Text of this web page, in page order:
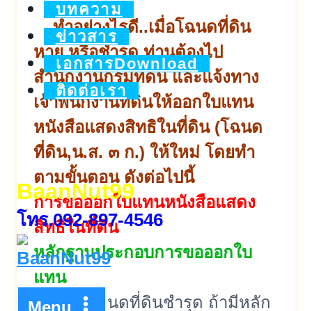
บทความ
ข่าวสาร
เอกสารDownload
ติดต่อเรา
BaanNut99
โทร.092-897-4546
Menu
ทำอย่างไรดี..เมื่อโฉนดที่ดิน
หาย หรือชำรุด ท่านต้องไป
สำนักงานกรมที่ดิน และแจ้งทาง
เจ้าพนักงานที่ดินให้ออกใบแทน
หนังสือแสดงสิทธิในที่ดิน (โฉนด
ที่ดิน,น.ส. ๓ ก.) ให้ใหม่ โดยทำ
ตามขั้นตอน ดังต่อไปนี้
การขอออกใบแทนหนังสือแสดง
สิทธิในที่ดิน
หลักฐานประกอบการขอออกใบ
แทน
1. กรณีโฉนดที่ดินชำรุด ถ้ามีหลัก